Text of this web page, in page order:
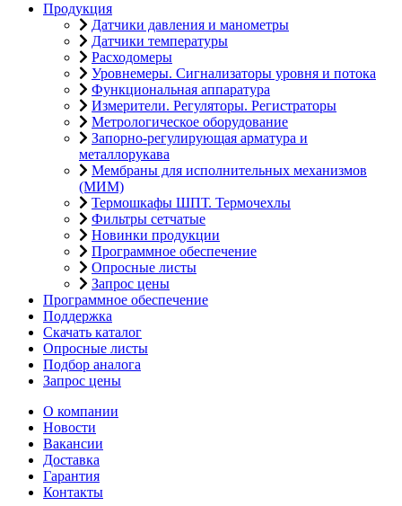
Продукция
Датчики давления и манометры
Датчики температуры
Расходомеры
Уровнемеры. Сигнализаторы уровня и потока
Функциональная аппаратура
Измерители. Регуляторы. Регистраторы
Метрологическое оборудование
Запорно-регулирующая арматура и
металлорукава
Мембраны для исполнительных механизмов
(МИМ)
Термошкафы ШПТ. Термочехлы
Фильтры сетчатые
Новинки продукции
Программное обеспечение
Опросные листы
Запрос цены
Программное обеспечение
Поддержка
Скачать каталог
Опросные листы
Подбор аналога
Запрос цены
О компании
Новости
Вакансии
Доставка
Гарантия
Контакты